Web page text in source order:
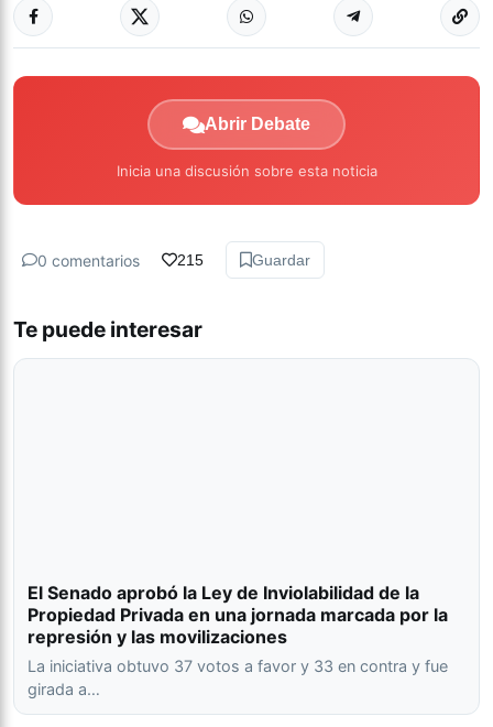
Abrir Debate
Inicia una discusión sobre esta noticia
0 comentarios 215 Guardar
Te puede interesar
El Senado aprobó la Ley de Inviolabilidad de la
Propiedad Privada en una jornada marcada por la
represión y las movilizaciones
La iniciativa obtuvo 37 votos a favor y 33 en contra y fue
girada a…